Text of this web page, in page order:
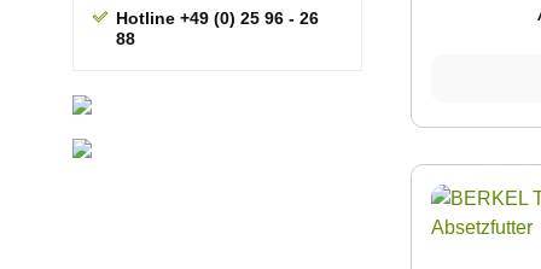
Hotline +49 (0) 25 96 - 26
88
HASFIT
und bei
pro kg
frische